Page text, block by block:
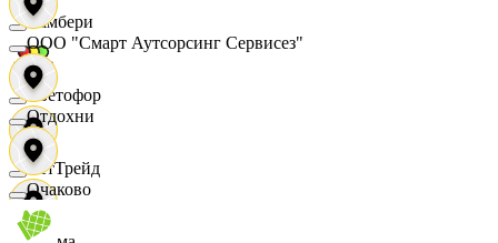
Самбери
Светофор
СетТрейд
ООО "Смарт Аутсорсинг Сервисез"
Отдохни
Очаково